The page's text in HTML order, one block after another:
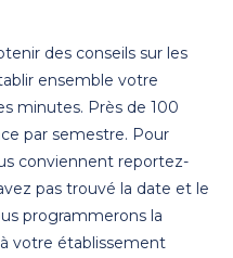
des conseils sur les
ensemble votre
minutes. Près de 100
par semestre. Pour
conviennent reportez-
pas trouvé la date et le
programmerons la
votre établissement